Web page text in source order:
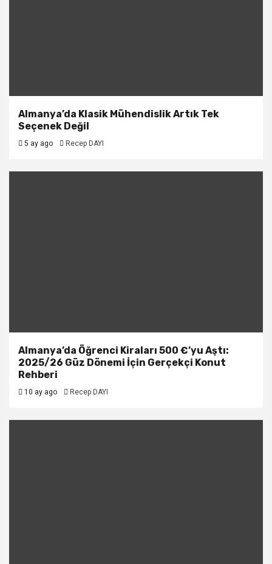
Almanya’da Klasik Mühendislik Artık Tek
Seçenek Değil
5 ay ago Recep DAYI
Almanya’da Öğrenci Kiraları 500 €’yu Aştı:
2025/26 Güz Dönemi İçin Gerçekçi Konut
Rehberi
10 ay ago Recep DAYI